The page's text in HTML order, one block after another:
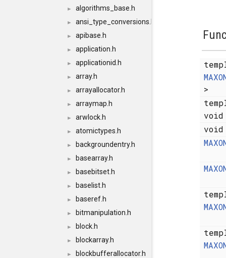
► algorithms_base.h
► ansi_type_conversions.h
► apibase.h
► application.h
► applicationid.h
► array.h
► arrayallocator.h
► arraymap.h
► arwlock.h
► atomictypes.h
► backgroundentry.h
► basearray.h
► basebitset.h
► baselist.h
► baseref.h
► bitmanipulation.h
► block.h
► blockarray.h
► blockbufferallocator.h
>